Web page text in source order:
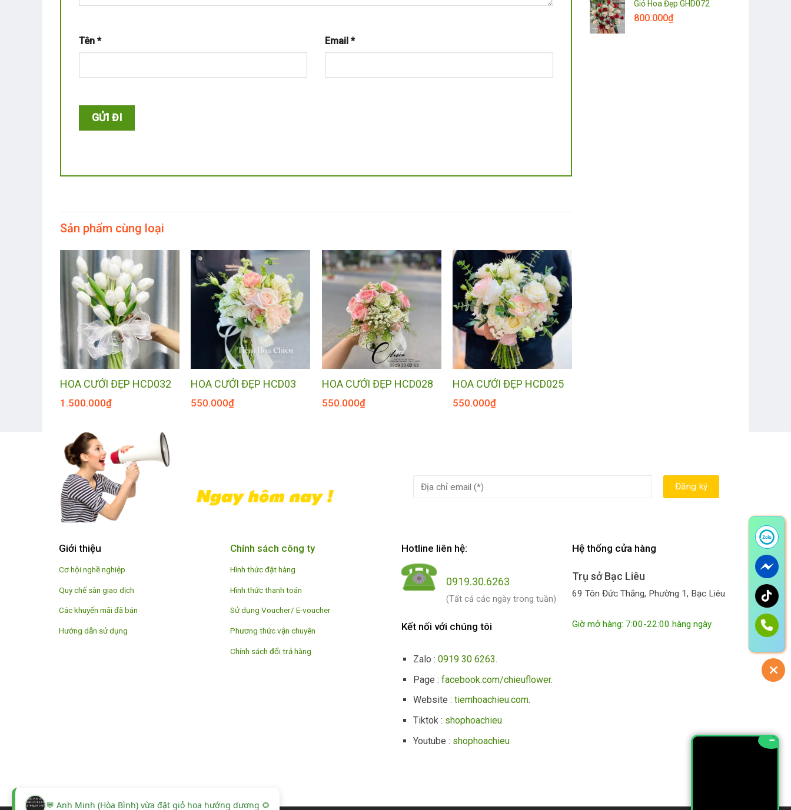
Tên * Email *
Sản phẩm cùng loại
HOA CƯỚI ĐẸP HCD032
1.500.000₫
HOA CƯỚI ĐẸP HCD03
550.000₫
HOA CƯỚI ĐẸP HCD028
550.000₫
HOA CƯỚI ĐẸP HCD025
550.000₫
Giỏ Hoa Đẹp GHD072
800.000₫
Giới thiệu
Cơ hội nghề nghiệp
Quy chế sàn giao dịch
Các khuyến mãi đã bán
Hướng dẫn sử dụng
Chính sách công ty
Hình thức đặt hàng
Hình thức thanh toán
Sử dụng Voucher/ E-voucher
Phương thức vận chuyên
Chính sách đổi trả hàng
Hotline liên hệ:
0919.30.6263
(Tất cả các ngày trong tuần)
Kết nối với chúng tôi
Zalo :0919 30 6263.
Page :facebook.com/chieuflower.
Website :tiemhoachieu.com.
Tiktok : shophoachieu
Youtube : shophoachieu
Hệ thống cửa hàng
Trụ sở Bạc Liêu
69 Tôn Đức Thắng, Phường 1, Bạc Liêu
Giờ mở hàng: 7:00-22:00 hàng ngày
💬 Anh Minh (Hòa Bình) vừa đặt giỏ hoa hướng dương 🌻
−